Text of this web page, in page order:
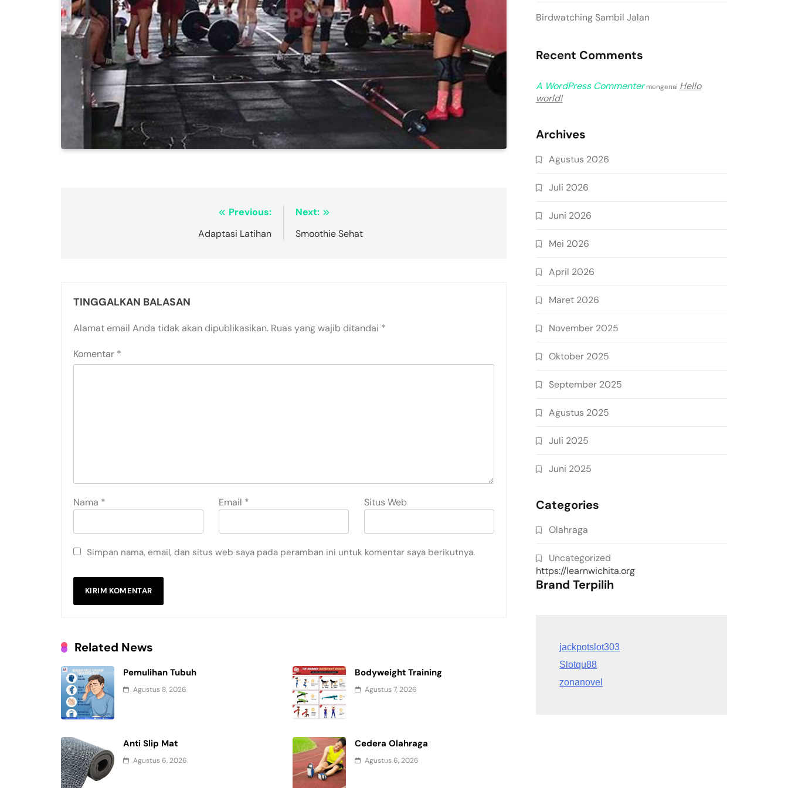
Previous:
Adaptasi Latihan
Next:
Smoothie Sehat
TINGGALKAN BALASAN
Alamat email Anda tidak akan dipublikasikan. Ruas yang wajib ditandai *
Komentar *
Nama * Email * Situs Web
Simpan nama, email, dan situs web saya pada peramban ini untuk komentar saya berikutnya.
Related News
Pemulihan Tubuh
Agustus 8, 2026
Bodyweight Training
Agustus 7, 2026
Anti Slip Mat
Agustus 6, 2026
Cedera Olahraga
Agustus 6, 2026
Birdwatching Sambil Jalan
Recent Comments
A WordPress Commentermengenai Hello
world!
Archives
Agustus 2026
Juli 2026
Juni 2026
Mei 2026
April 2026
Maret 2026
November 2025
Oktober 2025
September 2025
Agustus 2025
Juli 2025
Juni 2025
Categories
Olahraga
Uncategorized
https://learnwichita.org
Brand Terpilih
Slotqu88
zonanovel